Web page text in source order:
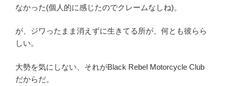
なかった(個人的に感じたのでクレームなしね)。
が、ジワったまま消えずに生きてる所が、何とも彼らら
しい。
大勢を気にしない、それがBlack Rebel Motorcycle Club
だからだ。